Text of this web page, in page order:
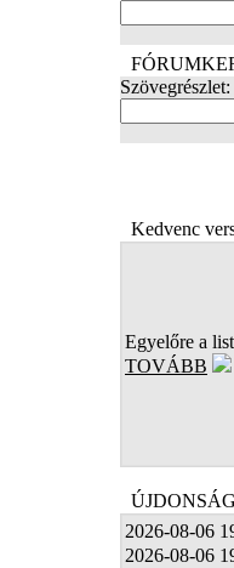
Szövegrészlet:
Kedvenc
Egyelőre a
TOVÁBB
2026-08-06
2026-08-06